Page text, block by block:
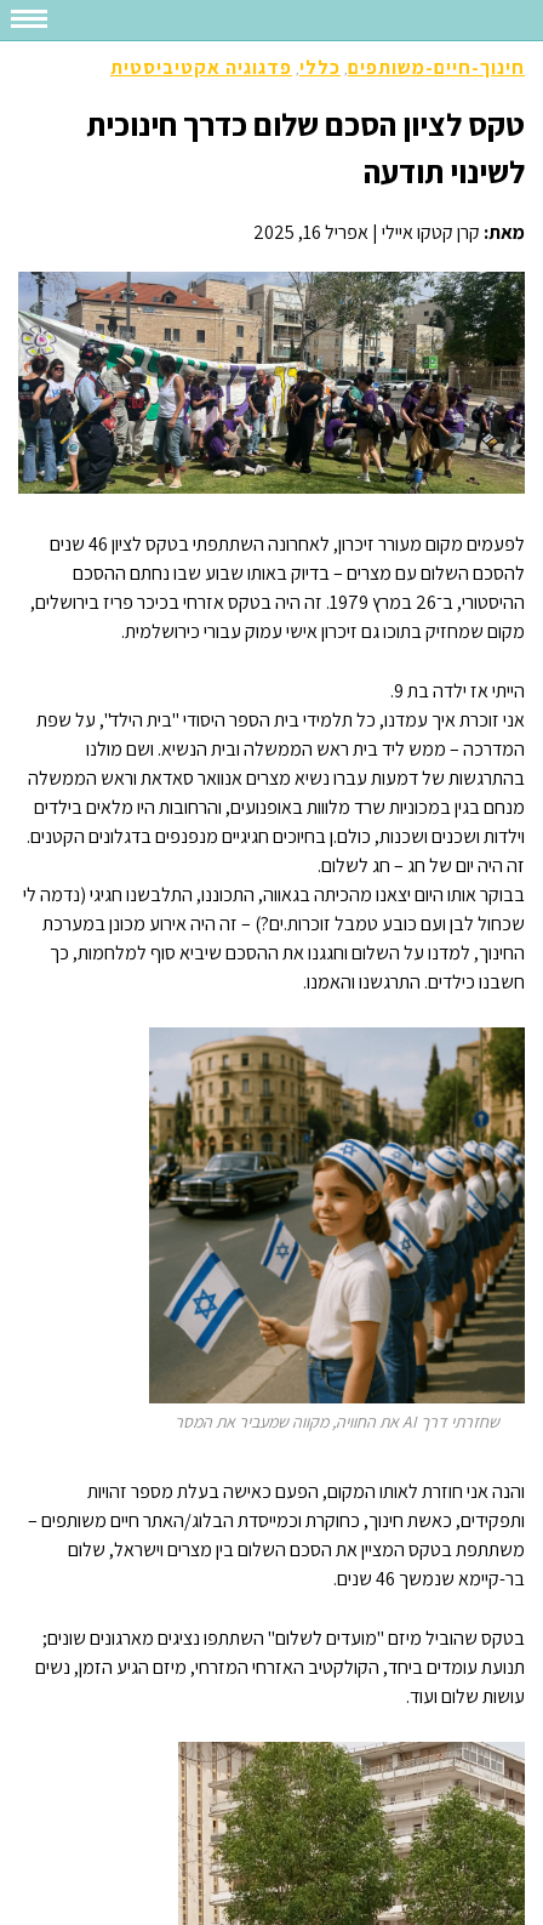
חינוך-חיים-משותפים, כללי, פדגוגיה אקטיביסטית
טקס לציון הסכם שלום כדרך חינוכית
לשינוי תודעה
מאת: קרן קטקו איילי |אפריל 16, 2025
לפעמים מקום מעורר זיכרון, לאחרונה השתתפתי בטקס לציון 46 שנים
להסכם השלום עם מצרים – בדיוק באותו שבוע שבו נחתם ההסכם
ההיסטורי, ב־26 במרץ 1979. זה היה בטקס אזרחי בכיכר פריז בירושלים,
מקום שמחזיק בתוכו גם זיכרון אישי עמוק עבורי כירושלמית.
הייתי אז ילדה בת 9.
אני זוכרת איך עמדנו, כל תלמידי בית הספר היסודי "בית הילד", על שפת
המדרכה – ממש ליד בית ראש הממשלה ובית הנשיא. ושם מולנו
בהתרגשות של דמעות עברו נשיא מצרים אנוואר סאדאת וראש הממשלה
מנחם בגין במכוניות שרד מלווות באופנועים, והרחובות היו מלאים בילדים
וילדות ושכנים ושכנות, כולם.ן בחיוכים חגיגיים מנפנפים בדגלונים הקטנים.
זה היה יום של חג – חג לשלום.
בבוקר אותו היום יצאנו מהכיתה בגאווה, התכוננו, התלבשנו חגיגי (נדמה לי
שכחול לבן ועם כובע טמבל זוכרות.ים?) – זה היה אירוע מכונן במערכת
החינוך, למדנו על השלום וחגגנו את ההסכם שיביא סוף למלחמות, כך
חשבנו כילדים. התרגשנו והאמנו.
שחזרתי דרך AI את החוויה, מקווה שמעביר את המסר
והנה אני חוזרת לאותו המקום, הפעם כאישה בעלת מספר זהויות
ותפקידים, כאשת חינוך, כחוקרת וכמייסדת הבלוג/האתר חיים משותפים –
משתתפת בטקס המציין את הסכם השלום בין מצרים וישראל, שלום
בר-קיימא שנמשך 46 שנים.
בטקס שהוביל מיזם "מועדים לשלום" השתתפו נציגים מארגונים שונים;
תנועת עומדים ביחד, הקולקטיב האזרחי המזרחי, מיזם הגיע הזמן, נשים
עושות שלום ועוד.